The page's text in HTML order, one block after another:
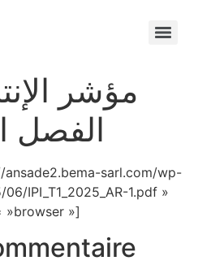
مؤشر
الفصل
sarl.com/wp-
IPI_T1_2025_AR-1.pdf »
»browser »]